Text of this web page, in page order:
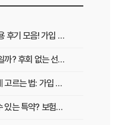
운전자보험비교사이트, 실제 사용 후기 모음! 가입 전 반드시 봐야 할 꿀팁
운전자보험비교사이트, 왜 필수일까? 후회 없는 선택을 위한 3가지 핵심 질문
운전자보험 비교사이트 현명하게 고르는 법: 가입 전 놓치지 말아야 할 체크리스트
운전자보험비교사이트로만 알 수 있는 특약? 보험료 절감 비법 공개